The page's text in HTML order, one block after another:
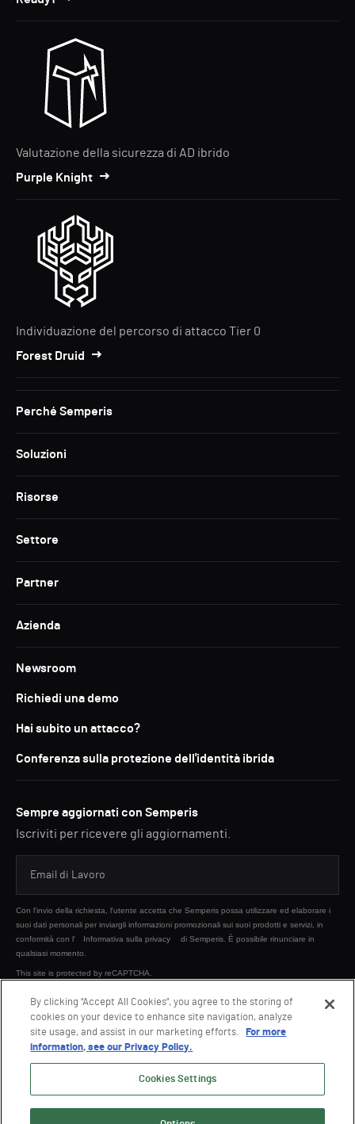
Valutazione della sicurezza di AD ibrido
Purple Knight
Individuazione del percorso di attacco Tier 0
Forest Druid
Perché Semperis
Soluzioni
Risorse
Settore
Partner
Azienda
Newsroom
Richiedi una demo
Hai subito un attacco?
Conferenza sulla protezione dell'identità ibrida
Sempre aggiornati con Semperis
Iscriviti per ricevere gli aggiornamenti.
Con l'invio della richiesta, l'utente accetta che Semperis possa utilizzare ed elaborare i
suoi dati personali per inviargli informazioni promozionali sui suoi prodotti e servizi, in
conformità con l'
Informativa sulla privacy
di Semperis. È possibile rinunciare in
qualsiasi momento.
This site is protected by reCAPTCHA.
INVIA
By clicking “Accept All Cookies”, you agree to the storing of
cookies on your device to enhance site navigation, analyze
site usage, and assist in our marketing efforts.
For more
information, see our Privacy Policy.
Cookies Settings